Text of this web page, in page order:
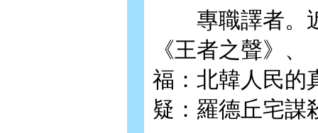
專職譯者。近
《王者之聲》
福：北韓人民的
疑：羅德丘宅謀